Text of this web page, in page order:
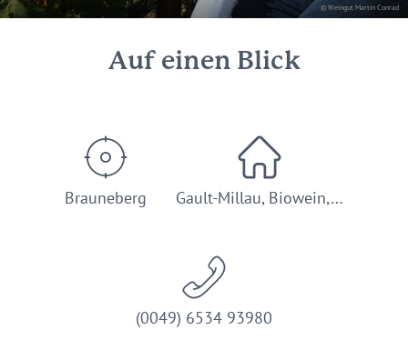
© Weingut Martin Conrad
Auf einen Blick
Brauneberg Gault-Millau, Biowein,…
(0049) 6534 93980